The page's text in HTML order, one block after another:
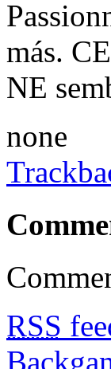
más.
NE
none
RSS